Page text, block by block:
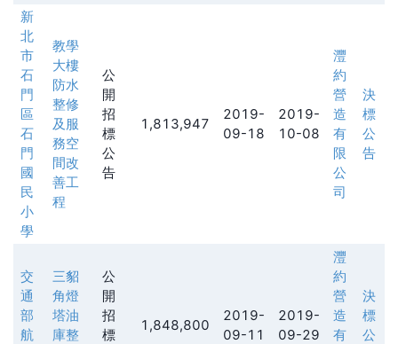
新
北
市
石
門
區
石
門
國
民
小
學
教學
大樓
防水
整修
及服
務空
間改
善工
程
公
開
招
標
公
告
1,813,947
2019-
09-18
2019-
10-08
灃
約
營
造
有
限
公
司
決
標
公
告
交
通
部
航
三貂
角燈
塔油
庫整
公
開
招
標
1,848,800
2019-
09-11
2019-
09-29
灃
約
營
造
有
決
標
公